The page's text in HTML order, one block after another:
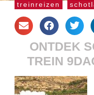
treinreizen
ONTDEK
TREIN